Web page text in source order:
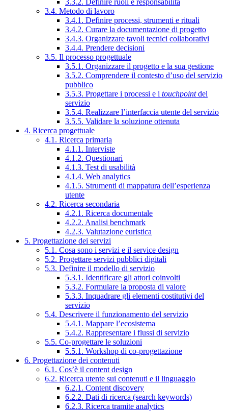
3.3.2. Definire ruoli e responsabilità
3.4. Metodo di lavoro
3.4.1. Definire processi, strumenti e rituali
3.4.2. Curare la documentazione di progetto
3.4.3. Organizzare tavoli tecnici collaborativi
3.4.4. Prendere decisioni
3.5. Il processo progettuale
3.5.1. Organizzare il progetto e la sua gestione
3.5.2. Comprendere il contesto d’uso del servizio
pubblico
3.5.3. Progettare i processi e i touchpointdel
servizio
3.5.4. Realizzare l’interfaccia utente del servizio
3.5.5. Validare la soluzione ottenuta
4. Ricerca progettuale
4.1. Ricerca primaria
4.1.1. Interviste
4.1.2. Questionari
4.1.3. Test di usabilità
4.1.4. Web analytics
4.1.5. Strumenti di mappatura dell’esperienza
utente
4.2. Ricerca secondaria
4.2.1. Ricerca documentale
4.2.2. Analisi benchmark
4.2.3. Valutazione euristica
5. Progettazione dei servizi
5.1. Cosa sono i servizi e il service design
5.2. Progettare servizi pubblici digitali
5.3. Definire il modello di servizio
5.3.1. Identificare gli attori coinvolti
5.3.2. Formulare la proposta di valore
5.3.3. Inquadrare gli elementi costitutivi del
servizio
5.4. Descrivere il funzionamento del servizio
5.4.1. Mappare l’ecosistema
5.4.2. Rappresentare i flussi di servizio
5.5. Co-progettare le soluzioni
5.5.1. Workshop di co-progettazione
6. Progettazione dei contenuti
6.1. Cos’è il content design
6.2. Ricerca utente sui contenuti e il linguaggio
6.2.1. Content discovery
6.2.2. Dati di ricerca (search keywords)
6.2.3. Ricerca tramite analytics